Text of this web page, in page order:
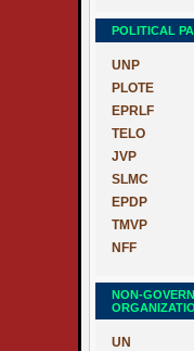
POLITICAL
UNP
PLOTE
EPRLF
TELO
JVP
SLMC
EPDP
TMVP
NFF
NON-
UN